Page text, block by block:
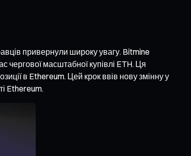
привернули широку увагу. Bitmine
чергової масштабної купівлі ETH. Ця
в Ethereum. Цей крок ввів нову змінну у
Ethereum.